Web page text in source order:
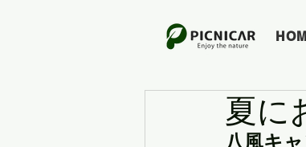
夏に
八風キ